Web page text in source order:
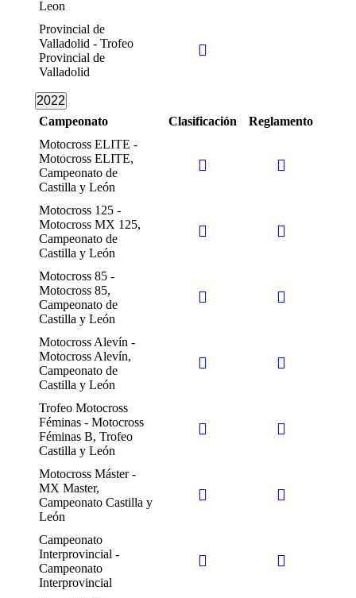
Leon
Provincial de
Valladolid - Trofeo
Provincial de
Valladolid
2022
Campeonato
Clasificación
Reglamento
Motocross ELITE -
Motocross ELITE,
Campeonato de
Castilla y León
Motocross 125 -
Motocross MX 125,
Campeonato de
Castilla y León
Motocross 85 -
Motocross 85,
Campeonato de
Castilla y León
Motocross Alevín -
Motocross Alevín,
Campeonato de
Castilla y León
Trofeo Motocross
Féminas - Motocross
Féminas B, Trofeo
Castilla y León
Motocross Máster -
MX Master,
Campeonato Castilla y
León
Campeonato
Interprovincial -
Campeonato
Interprovincial